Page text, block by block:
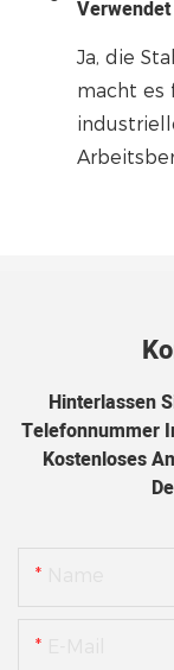
Ja, die
macht es
Hinterlassen
Telefonnummer
Kostenloses